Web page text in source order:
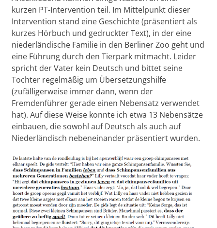
kurzen PT-Intervention teil. Im Mittelpunkt dieser
Intervention stand eine Geschichte (präsentiert als
kurzes Hörbuch und gedruckter Text), in der eine
niederländische Familie in den Berliner Zoo geht und
eine Führung durch den Tierpark mitmacht. Leider
spricht der Vater kein Deutsch und bittet seine
Tochter regelmäßig um Übersetzungshilfe
(zufälligerweise immer dann, wenn der
Fremdenführer gerade einen Nebensatz verwendet
hat). Auf diese Weise konnte ich etwa 13 Nebensätze
einbauen, die sowohl auf Deutsch als auch auf
Niederländisch nebeneinander präsentiert wurden.